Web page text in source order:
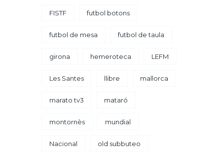
FISTF futbol botons
futbol de mesa futbol de taula
girona hemeroteca LEFM
Les Santes llibre mallorca
marato tv3 mataró
montornès mundial
Nacional old subbuteo